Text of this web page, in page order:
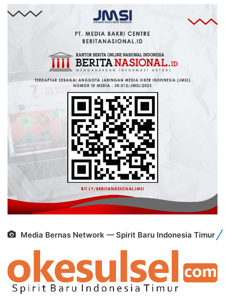
Media Bernas Network — Spirit Baru Indonesia Timur